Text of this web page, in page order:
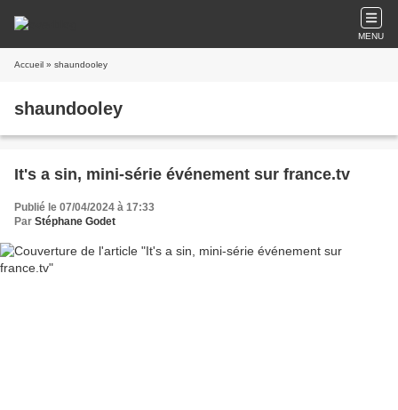
MENU
Accueil » shaundooley
shaundooley
It's a sin, mini-série événement sur france.tv
Publié le 07/04/2024 à 17:33
Par Stéphane Godet